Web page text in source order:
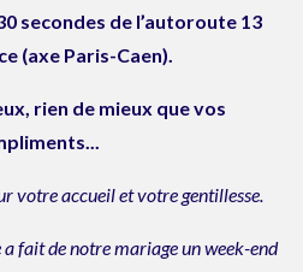
secondes de l’autoroute 13
(axe Paris-Caen).
rien de mieux que vos
votre accueil et votre gentillesse.
fait de notre mariage un week-end